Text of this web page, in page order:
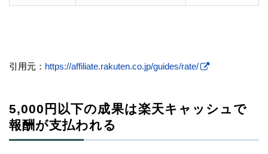
引用元： https://affiliate.rakuten.co.jp/guides/rate/
5,000円以下の成果は楽天キャッシュで
報酬が支払われる